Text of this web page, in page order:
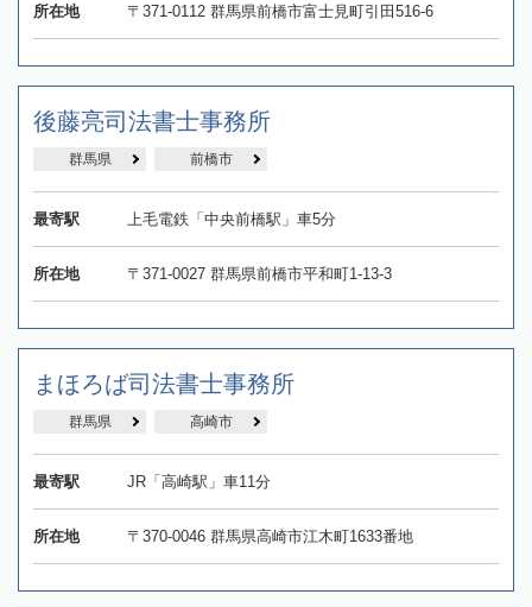
所在地 〒371-0112 群馬県前橋市富士見町引田516-6
後藤亮司法書士事務所
群馬県 前橋市
最寄駅 上毛電鉄「中央前橋駅」車5分
所在地 〒371-0027 群馬県前橋市平和町1-13-3
まほろば司法書士事務所
群馬県 高崎市
最寄駅 JR「高崎駅」車11分
所在地 〒370-0046 群馬県高崎市江木町1633番地